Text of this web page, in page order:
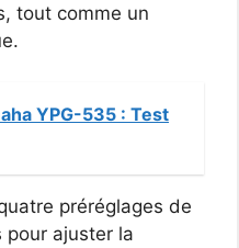
tout comme un
YPG-535 : Test
préréglages de
ajuster la